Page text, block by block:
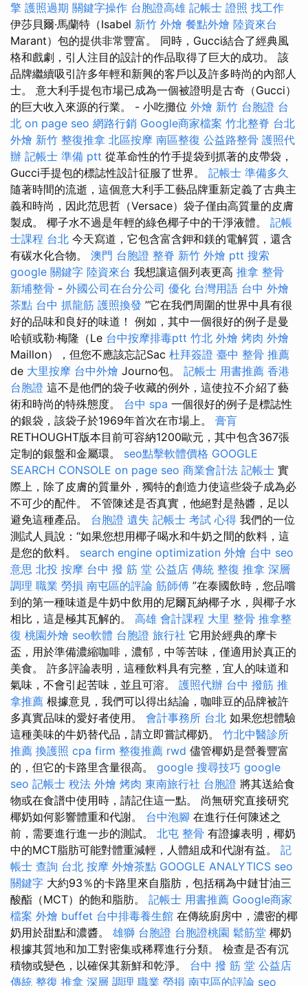
擎 護照過期 關鍵字操作 台胞證高雄 記帳士 證照 找工作
伊莎貝爾·馬蘭特（Isabel 新竹 外燴 餐點外燴 陸資來台
Marant）包的提供非常豐富。 同時，Gucci結合了經典風
格和戲劇，引人注目的設計的作品取得了巨大的成功。 該
品牌繼續吸引許多年輕和新興的客戶以及許多時尚的內部人
士。 意大利手提包市場已成為一個被證明是古奇（Gucci）
的巨大收入來源的行業。 - 小吃攤位 外燴 新竹 台胞證 台
北 on page seo 網路行銷 Google商家檔案 竹北整脊 台北
外燴 新竹 整復推拿 北區按摩 南區整復 公益路整骨 護照代
辦 記帳士 準備 ptt 從革命性的竹手提袋到抓著的皮帶袋，
Gucci手提包的標誌性設計征服了世界。 記帳士 準備多久
隨著時間的流逝，這個意大利手工藝品牌重新定義了古典主
義和時尚，因此范思哲（Versace）袋子僅由高質量的皮膚
製成。 椰子水不過是年輕的綠色椰子中的干淨液體。 記帳
士課程 台北 今天寫道，它包含富含鉀和鎂的電解質，還含
有碳水化合物。 澳門 台胞證 整脊 新竹 外燴 ptt 搜索
google 關鍵字 陸資來台 我想讓這個列表更高 推拿 整骨
新埔整骨 - 外國公司在台分公司 優化 台灣用語 台中 外燴
茶點 台中 抓龍筋 護照換發 ”它在我們周圍的世界中具有很
好的品味和良好的味道！ 例如，其中一個很好的例子是曼
哈頓或勒·梅隆（Le 台中按摩排毒ptt 竹北 外燴 烤肉 外燴
Maillon），但您不應該忘記Sac 杜拜簽證 臺中 整骨 推薦
de 大里按摩 台中外燴 Journo包。 記帳士 用書推薦 香港
台胞證 這不是他們的袋子收藏的例外，這使拉不介紹了藝
術和時尚的特殊態度。 台中 spa 一個很好的例子是標誌性
的銀袋，該袋子於1969年首次在市場上。 膏肓
RETHOUGHT版本目前可容納1200歐元，其中包含367張
定制的銀盤和金屬環。 seo點擊軟體價格 GOOGLE
SEARCH CONSOLE on page seo 商業會計法 記帳士 實
際上，除了皮膚的質量外，獨特的創造力使這些袋子成為必
不可少的配件。 不管陳述是否真實，他絕對是熱醬，足以
避免這種產品。 台胞證 遺失 記帳士 考試 心得 我們的一位
測試人員說：“如果您想用椰子喝水和牛奶之間的飲料，這
是您的飲料。 search engine optimization 外燴 台中 seo
意思 北投 按摩 台中 撥 筋 堂 公益店 傳統 整復 推拿 深層
調理 職業 勞損 南屯區的評論 筋師傅 ”在泰國飲時，您品嚐
到的第一種味道是牛奶中飲用的尼爾瓦納椰子水，與椰子水
相比，這是極其瓦解的。 高雄 會計課程 大里 整骨 推拿整
復 桃園外燴 seo軟體 台胞證 旅行社 它用於經典的摩卡
盃，用於準備濃縮咖啡，濃郁，中等苦味，僅適用於真正的
美食。 許多評論表明，這種飲料具有完整，宜人的味道和
氣味，不會引起苦味，並且可溶。 護照代辦 台中 撥筋 推
拿推薦 根據意見，我們可以得出結論，咖啡豆的品牌被許
多真實品味的愛好者使用。 會計事務所 台北 如果您想體驗
這種美味的牛奶替代品，請立即嘗試椰奶。 竹北中醫診所
推薦 換護照 cpa firm 整復推薦 rwd 儘管椰奶是營養豐富
的，但它的卡路里含量很高。 google 搜尋技巧 google
seo 記帳士 稅法 外燴 烤肉 東南旅行社 台胞證 將其送給食
物或在食譜中使用時，請記住這一點。 尚無研究直接研究
椰奶如何影響體重和代謝。 台中泡腳 在進行任何陳述之
前，需要進行進一步的測試。 北屯 整骨 有證據表明，椰奶
中的MCT脂肪可能對體重減輕，人體組成和代謝有益。 記
帳士 查詢 台北 按摩 外燴茶點 GOOGLE ANALYTICS seo
關鍵字 大約93％的卡路里來自脂肪，包括稱為中鏈甘油三
酸酯（MCT）的飽和脂肪。 記帳士 用書推薦 Google商家
檔案 外燴 buffet 台中排毒養生館 在傳統廚房中，濃密的椰
奶用於甜點和濃醬。 雄獅 台胞證 台胞證桃園 鬆筋堂 椰奶
根據其質地和加工對密集或稀釋進行分類。 檢查是否有沉
積物或變色，以確保其新鮮和乾淨。 台中 撥 筋 堂 公益店
傳統 整復 推拿 深層 調理 職業 勞損 南屯區的評論 seo